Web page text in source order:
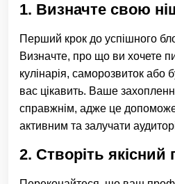
1. Визначте свою
Перший крок до успішного
Визначте, про що ви хочете
кулінарія, саморозвиток або
вас цікавить. Ваше
справжнім, адже це
активним та залучати
2. Створіть якісний